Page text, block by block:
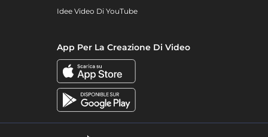
Idee Video Di YouTube
App Per La Creazione Di Video